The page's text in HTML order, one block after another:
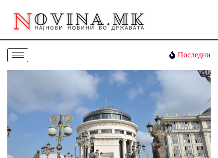
Последни